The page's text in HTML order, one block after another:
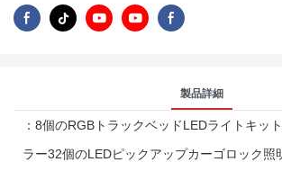
製品詳細
：8個のRGBトラックベッドLEDライトキッ
ラー32個のLEDピックアップカーゴロック照